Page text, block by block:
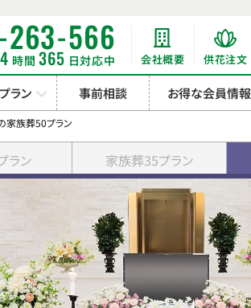
-263-566
時間 365 日対応中 会社概要 供花注文
ラン 事前相談 お得な会員情報
家族葬50プラン
ラン 家族葬35プラン